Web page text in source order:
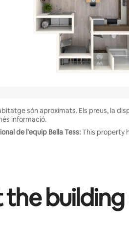
són aproximats. Els preus, la
informació.
de l'equip Bella Tess:This property